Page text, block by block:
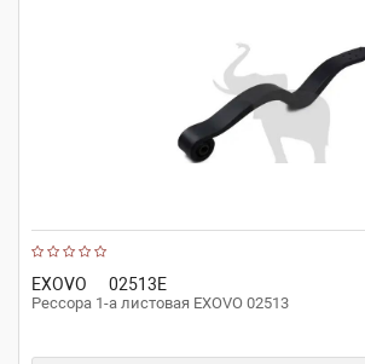
EXOVO 02513E
Рессора 1-а листовая EXOVO 02513